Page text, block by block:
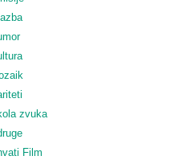
zvuka
Film